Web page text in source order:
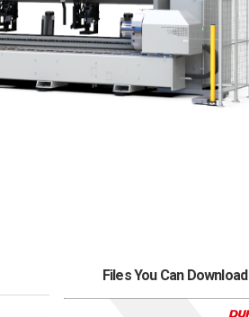
Files You Can Download